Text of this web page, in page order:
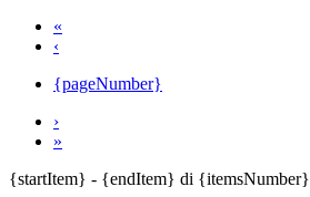
«
‹
{pageNumber}
›
»
{startItem} - {endItem} di {itemsNumber}